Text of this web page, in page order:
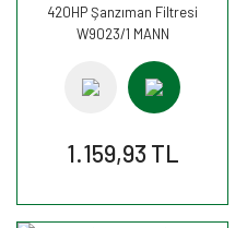
420HP Şanzıman Filtresi
W9023/1 MANN
1.159,93 TL